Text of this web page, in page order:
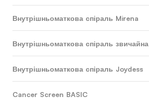
Внутрішньоматкова спіраль Mirena
Внутрішньоматкова спіраль звичайна
Внутрішньоматкова спіраль Joydess
Cancer Screen BASIC